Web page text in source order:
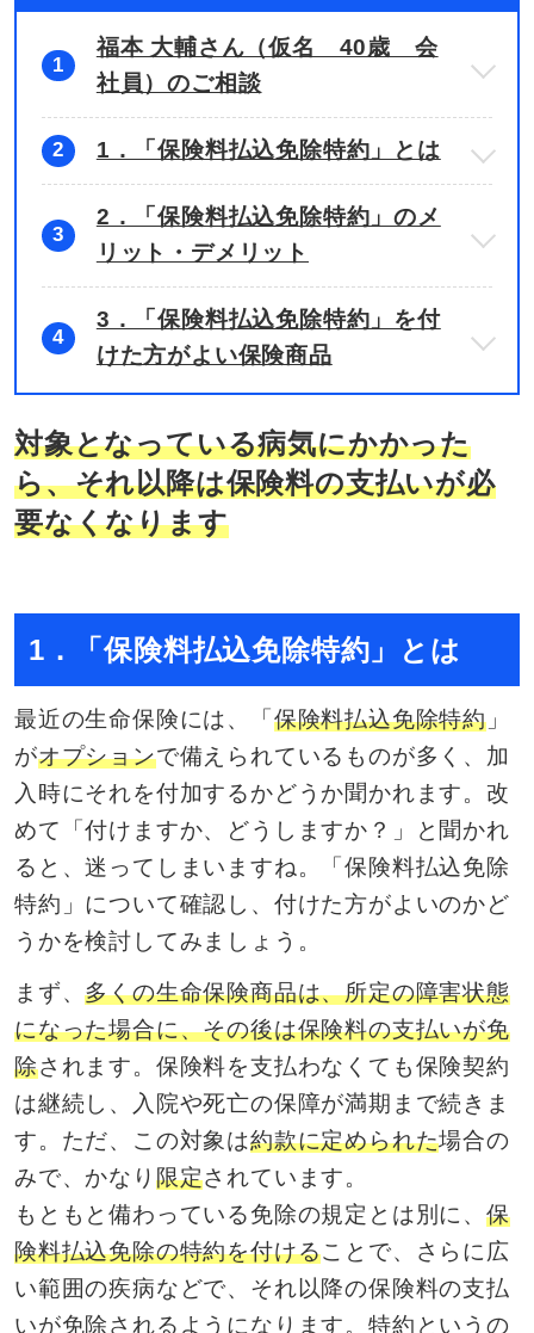
1
福本 大輔さん（仮名 40歳 会
社員）のご相談
2 1．「保険料払込免除特約」とは
3
2．「保険料払込免除特約」のメ
リット・デメリット
4
3．「保険料払込免除特約」を付
けた方がよい保険商品
対象となっている病気にかかった
ら、それ以降は保険料の支払いが必
要なくなります
1．「保険料払込免除特約」とは
最近の生命保険には、「 保険料払込免除特約」
がオプションで備えられているものが多く、加
入時にそれを付加するかどうか聞かれます。改
めて「付けますか、どうしますか？」と聞かれ
ると、迷ってしまいますね。「保険料払込免除
特約」について確認し、付けた方がよいのかど
うかを検討してみましょう。
まず、多くの生命保険商品は、所定の障害状態
になった場合に、その後は保険料の支払いが免
除されます。保険料を支払わなくても保険契約
は継続し、入院や死亡の保障が満期まで続きま
す。ただ、この対象は約款に定められた場合の
みで、かなり 限定されています。
もともと備わっている免除の規定とは別に、 保
険料払込免除の特約を付けることで、さらに広
い範囲の疾病などで、それ以降の保険料の支払
いが免除されるようになります。特約というの